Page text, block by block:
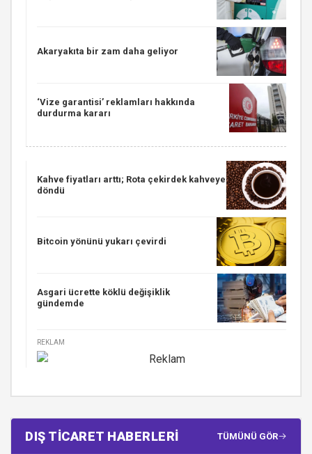
Akaryakıta bir zam daha geliyor
‘Vize garantisi’ reklamları hakkında
durdurma kararı
Kahve fiyatları arttı; Rota çekirdek kahveye
döndü
Bitcoin yönünü yukarı çevirdi
Asgari ücrette köklü değişiklik
gündemde
REKLAM
DIŞ TİCARET HABERLERİ TÜMÜNÜ GÖR